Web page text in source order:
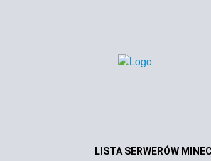
LISTA SERWERÓW